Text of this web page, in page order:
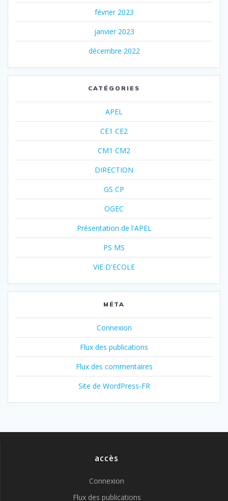
février 2023
janvier 2023
décembre 2022
CATÉGORIES
APEL
CE1 CE2
CM1 CM2
DIRECTION
GS CP
OGEC
Présentation de l'APEL
PS MS
VIE D'ECOLE
MÉTA
Connexion
Flux des publications
Flux des commentaires
Site de WordPress-FR
accès
Connexion
Flux des publications